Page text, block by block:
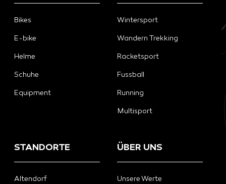
Bikes
E-bike
Helme
Schuhe
Equipment
Wintersport
Wandern Trekking
Racketsport
Fussball
Running
Multisport
STANDORTE
Altendorf
ÜBER UNS
Unsere Werte